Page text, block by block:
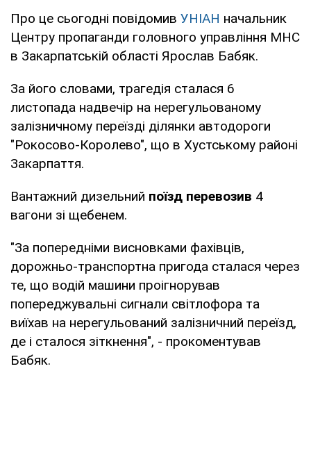
Про це сьогодні повідомив УНІАН начальник
Центру пропаганди головного управління МНС
в Закарпатській області Ярослав Бабяк.
За його словами, трагедія сталася 6
листопада надвечір на нерегульованому
залізничному переїзді ділянки автодороги
"Рокосово-Королево", що в Хустському районі
Закарпаття.
Вантажний дизельний поїзд перевозив 4
вагони зі щебенем.
"За попередніми висновками фахівців,
дорожньо-транспортна пригода сталася через
те, що водій машини проігнорував
попереджувальні сигнали світлофора та
виїхав на нерегульований залізничний переїзд,
де і сталося зіткнення", - прокоментував
Бабяк.